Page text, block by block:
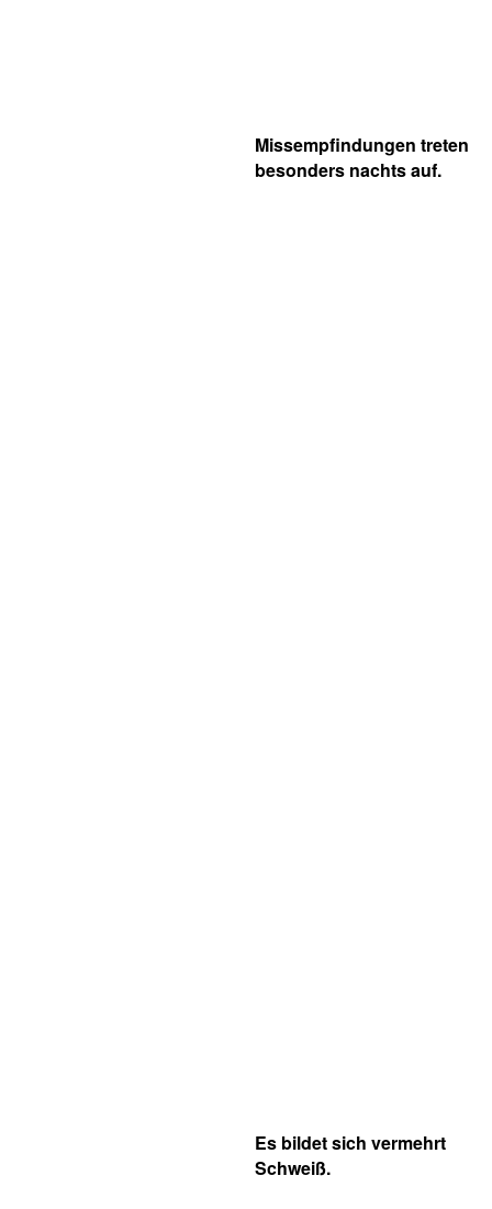
Missempfindungen treten
besonders nachts auf.
Es bildet sich vermehrt
Schweiß.